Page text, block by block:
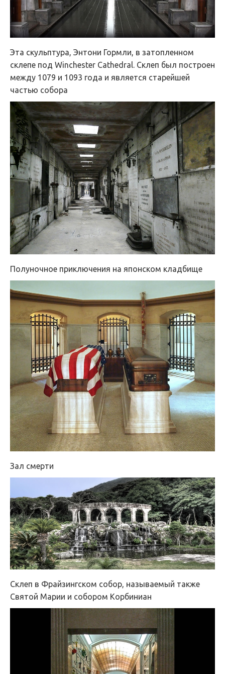
Эта скульптура, Энтони Гормли, в затопленном
склепе под Winchester Cathedral. Склеп был построен
между 1079 и 1093 года и является старейшей
частью собора
Полуночное приключения на японском кладбище
Зал смерти
Склеп в Фрайзингском собор, называемый также
Святой Марии и собором Корбиниан